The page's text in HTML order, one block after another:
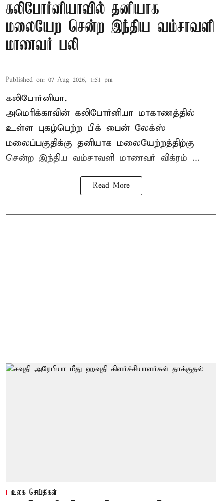
கலிபோர்னியாவில் தனியாக
மலையேற சென்ற இந்திய வம்சாவளி
மாணவர் பலி
Published on: 07 Aug 2026, 1:51 pm
கலிபோர்னியா,
அமெரிக்காவின் கலிபோர்னியா மாகாணத்தில்
உள்ள புகழ்பெற்ற பிக் பைன் லேக்ஸ்
மலைப்பகுதிக்கு தனியாக மலையேற்றத்திற்கு
சென்ற இந்திய வம்சாவளி மாணவர் விக்ரம் ...
Read More
உலக செய்திகள்